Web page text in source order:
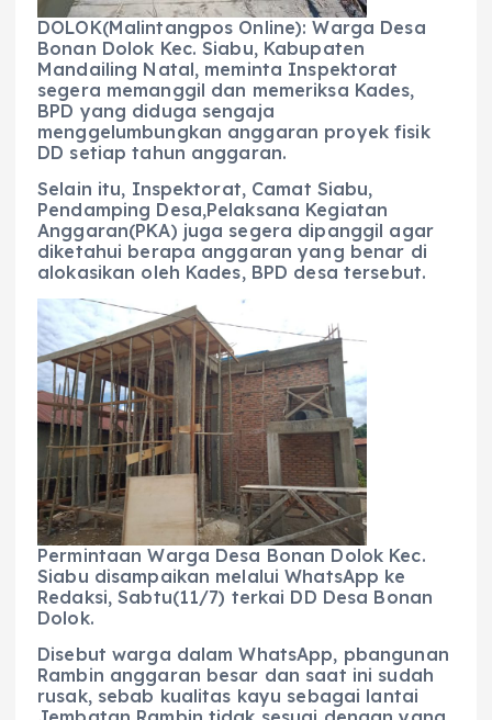
DOLOK(Malintangpos Online): Warga Desa
Bonan Dolok Kec. Siabu, Kabupaten
Mandailing Natal, meminta Inspektorat
segera memanggil dan memeriksa Kades,
BPD yang diduga sengaja
menggelumbungkan anggaran proyek fisik
DD setiap tahun anggaran.
Selain itu, Inspektorat, Camat Siabu,
Pendamping Desa,Pelaksana Kegiatan
Anggaran(PKA) juga segera dipanggil agar
diketahui berapa anggaran yang benar di
alokasikan oleh Kades, BPD desa tersebut.
Permintaan Warga Desa Bonan Dolok Kec.
Siabu disampaikan melalui WhatsApp ke
Redaksi, Sabtu(11/7) terkai DD Desa Bonan
Dolok.
Disebut warga dalam WhatsApp, pbangunan
Rambin anggaran besar dan saat ini sudah
rusak, sebab kualitas kayu sebagai lantai